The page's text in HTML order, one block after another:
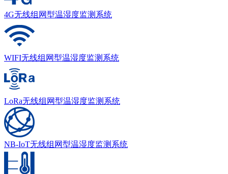
4G无线组网型温湿度监测系统
WIFI无线组网型温湿度监测系统
LoRa无线组网型温湿度监测系统
NB-IoT无线组网型温湿度监测系统